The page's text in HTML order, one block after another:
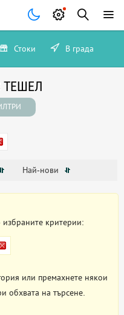
Стоки В града
ТЕШЕЛ
Най-нови
критерии:
или премахнете някои
обхвата на търсене.